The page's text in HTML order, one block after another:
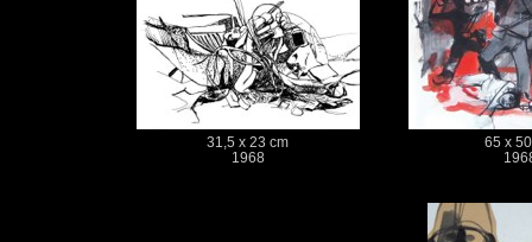
31,5 x 23 cm
1968
65 x